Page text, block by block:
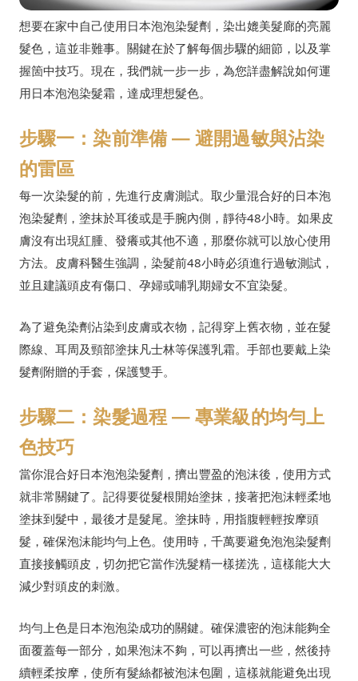
想要在家中自己使用日本泡泡染髮劑，染出媲美髮廊的亮麗
髮色，這並非難事。關鍵在於了解每個步驟的細節，以及掌
握箇中技巧。現在，我們就一步一步，為您詳盡解說如何運
用日本泡泡染髮霜，達成理想髮色。
步驟一：染前準備 — 避開過敏與沾染
的雷區
每一次染髮的前，先進行皮膚測試。取少量混合好的日本泡
泡染髮劑，塗抹於耳後或是手腕內側，靜待48小時。如果皮
膚沒有出現紅腫、發癢或其他不適，那麼你就可以放心使用
方法。皮膚科醫生強調，染髮前48小時必須進行過敏測試，
並且建議頭皮有傷口、孕婦或哺乳期婦女不宜染髮。
為了避免染劑沾染到皮膚或衣物，記得穿上舊衣物，並在髮
際線、耳周及頸部塗抹凡士林等保護乳霜。手部也要戴上染
髮劑附贈的手套，保護雙手。
步驟二：染髮過程 — 專業級的均勻上
色技巧
當你混合好日本泡泡染髮劑，擠出豐盈的泡沫後，使用方式
就非常關鍵了。記得要從髮根開始塗抹，接著把泡沫輕柔地
塗抹到髮中，最後才是髮尾。塗抹時，用指腹輕輕按摩頭
髮，確保泡沫能均勻上色。使用時，千萬要避免泡泡染髮劑
直接接觸頭皮，切勿把它當作洗髮精一樣搓洗，這樣能大大
減少對頭皮的刺激。
均勻上色是日本泡泡染成功的關鍵。確保濃密的泡沫能夠全
面覆蓋每一部分，如果泡沫不夠，可以再擠出一些，然後持
續輕柔按摩，使所有髮絲都被泡沫包圍，這樣就能避免出現